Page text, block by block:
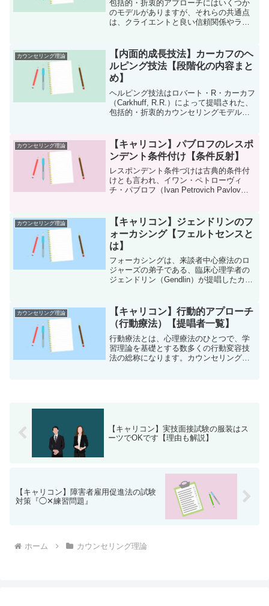
包括的・折衷的アプローチにはいくつか
のモデルがありますが、それらの共通点
は、クライエントと良い信頼関係やラポ
ローチのことになります。本記事では、
そんな包括的・折衷的アプ...
カウンセリング理論
【内面的成長技法】カーカフのヘ
ルピング技法【段階化の内容まと
め】
ヘルピング技法はロバート・R・カーカフ
（Carkhuff, R.R.）によって提唱された、
包括的・折衷的カウンセリングモデルで
ピングの特徴ヘルピングには次のような3
つの...
カウンセリング理論
【キャリコン】パブロフのレスポ
ンデント条件付け【条件反射】
レスポンデント条件づけは古典的条件付
けとも言われ、イワン・ペトローヴィ
チ・パブロフ（Ivan Petrovich Pavlov）
り、レスポンデント条件づけというワー
ドは過...
カウンセリング理論
【キャリコン】ジェンドリンのフ
ォーカシング【フェルトセンスと
は】
フォーカシングは、来談者中心療法のロ
ジャーズの弟子である、臨床心理学者の
ジェンドリン（Gendlin）が提唱したカウ
の1つとして出題されていることもありま
すので、名前...
カウンセリング理論
【キャリコン】行動的アプローチ
（行動療法）【提唱者一覧】
行動療法とは、心理療法のひとつで、学
習理論を基礎とする数多くの行動変容技
法の総称になります。カウンセリング・
【キャリコン】実技面接試験の服装はス
ーツでOKです【理由も解説】
【キャリコン】障害者雇用促進法の試験
対策『◯✕練習問題』
ホーム カウンセリング理論